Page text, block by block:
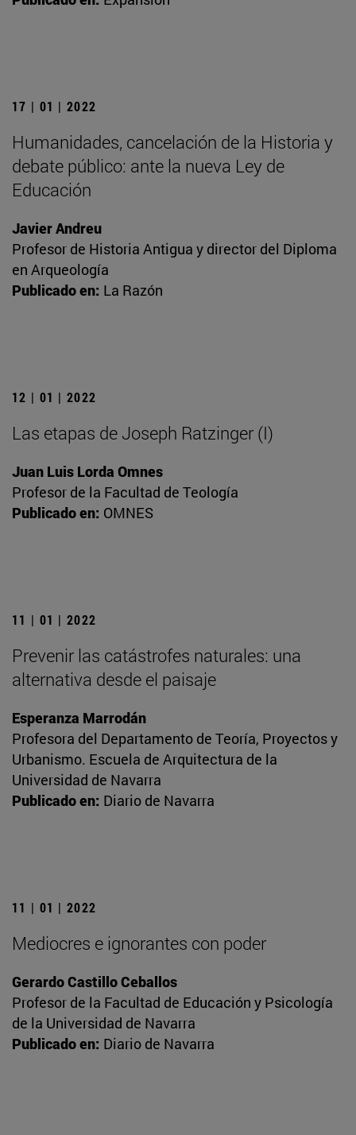
17 | 01 | 2022
Humanidades, cancelación de la Historia y
debate público: ante la nueva Ley de
Educación
Javier Andreu
Profesor de Historia Antigua y director del Diploma
en Arqueología
Publicado en: La Razón
12 | 01 | 2022
Las etapas de Joseph Ratzinger (I)
Juan Luis Lorda Omnes
Profesor de la Facultad de Teología
Publicado en: OMNES
11 | 01 | 2022
Prevenir las catástrofes naturales: una
alternativa desde el paisaje
Esperanza Marrodán
Profesora del Departamento de Teoría, Proyectos y
Urbanismo. Escuela de Arquitectura de la
Universidad de Navarra
Publicado en: Diario de Navarra
11 | 01 | 2022
Mediocres e ignorantes con poder
Gerardo Castillo Ceballos
Profesor de la Facultad de Educación y Psicología
de la Universidad de Navarra
Publicado en: Diario de Navarra